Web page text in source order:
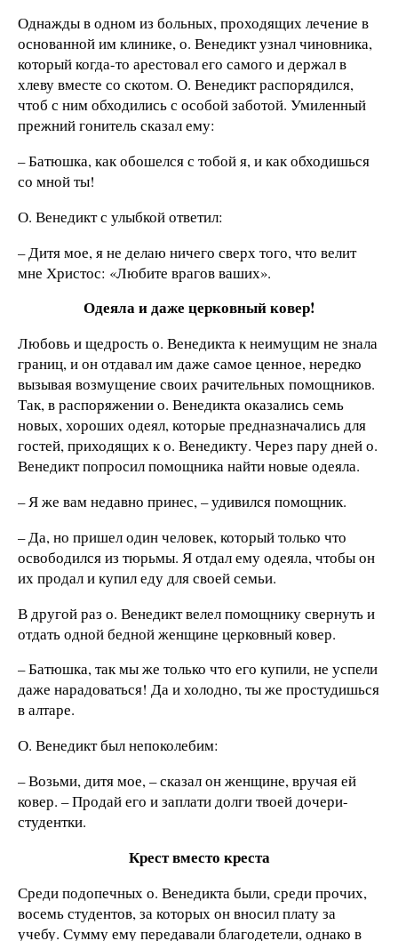
Однажды в одном из больных, проходящих лечение в
основанной им клинике, о. Венедикт узнал чиновника,
который когда-то арестовал его самого и держал в
хлеву вместе со скотом. О. Венедикт распорядился,
чтоб с ним обходились с особой заботой. Умиленный
прежний гонитель сказал ему:
– Батюшка, как обошелся с тобой я, и как обходишься
со мной ты!
О. Венедикт с улыбкой ответил:
– Дитя мое, я не делаю ничего сверх того, что велит
мне Христос: «Любите врагов ваших».
Одеяла и даже церковный ковер!
Любовь и щедрость о. Венедикта к неимущим не знала
границ, и он отдавал им даже самое ценное, нередко
вызывая возмущение своих рачительных помощников.
Так, в распоряжении о. Венедикта оказались семь
новых, хороших одеял, которые предназначались для
гостей, приходящих к о. Венедикту. Через пару дней о.
Венедикт попросил помощника найти новые одеяла.
– Я же вам недавно принес, – удивился помощник.
– Да, но пришел один человек, который только что
освободился из тюрьмы. Я отдал ему одеяла, чтобы он
их продал и купил еду для своей семьи.
В другой раз о. Венедикт велел помощнику свернуть и
отдать одной бедной женщине церковный ковер.
– Батюшка, так мы же только что его купили, не успели
даже нарадоваться! Да и холодно, ты же простудишься
в алтаре.
О. Венедикт был непоколебим:
– Возьми, дитя мое, – сказал он женщине, вручая ей
ковер. – Продай его и заплати долги твоей дочери-
студентки.
Крест вместо креста
Среди подопечных о. Венедикта были, среди прочих,
восемь студентов, за которых он вносил плату за
учебу. Сумму ему передавали благодетели, однако в